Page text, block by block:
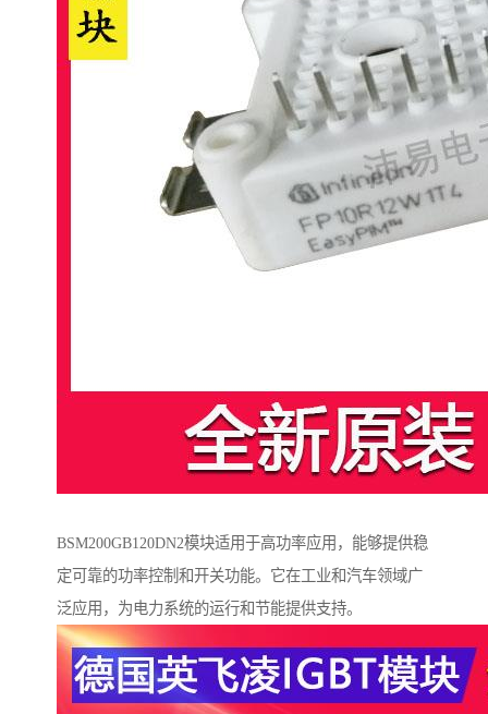
BSM200GB120DN2模块适用于高功率应用，能够提供稳
定可靠的功率控制和开关功能。它在工业和汽车领域广
泛应用，为电力系统的运行和节能提供支持。